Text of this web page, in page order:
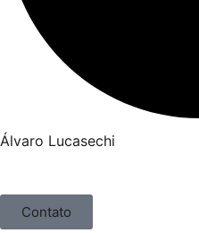
Álvaro Lucasechi
Contato